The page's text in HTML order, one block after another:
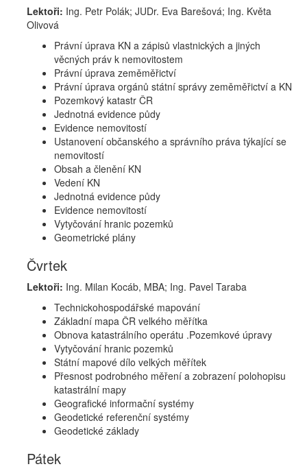
Lektoři: Ing. Petr Polák; JUDr. Eva Barešová; Ing. Květa
Olivová
Právní úprava KN a zápisů vlastnických a jiných
věcných práv k nemovitostem
Právní úprava zeměměřictví
Právní úprava orgánů státní správy zeměměřictví a KN
Pozemkový katastr ČR
Jednotná evidence půdy
Evidence nemovitostí
Ustanovení občanského a správního práva týkající se
nemovitostí
Obsah a členění KN
Vedení KN
Jednotná evidence půdy
Evidence nemovitostí
Vytyčování hranic pozemků
Geometrické plány
Čvrtek
Lektoři: Ing. Milan Kocáb, MBA; Ing. Pavel Taraba
Technickohospodářské mapování
Základní mapa ČR velkého měřítka
Obnova katastrálního operátu .Pozemkové úpravy
Vytyčování hranic pozemků
Státní mapové dílo velkých měřítek
Přesnost podrobného měření a zobrazení polohopisu
katastrální mapy
Geografické informační systémy
Geodetické referenční systémy
Geodetické základy
Pátek